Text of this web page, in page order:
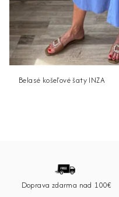
Belasé košeľové šaty INZA
Doprava zdarma nad 100€